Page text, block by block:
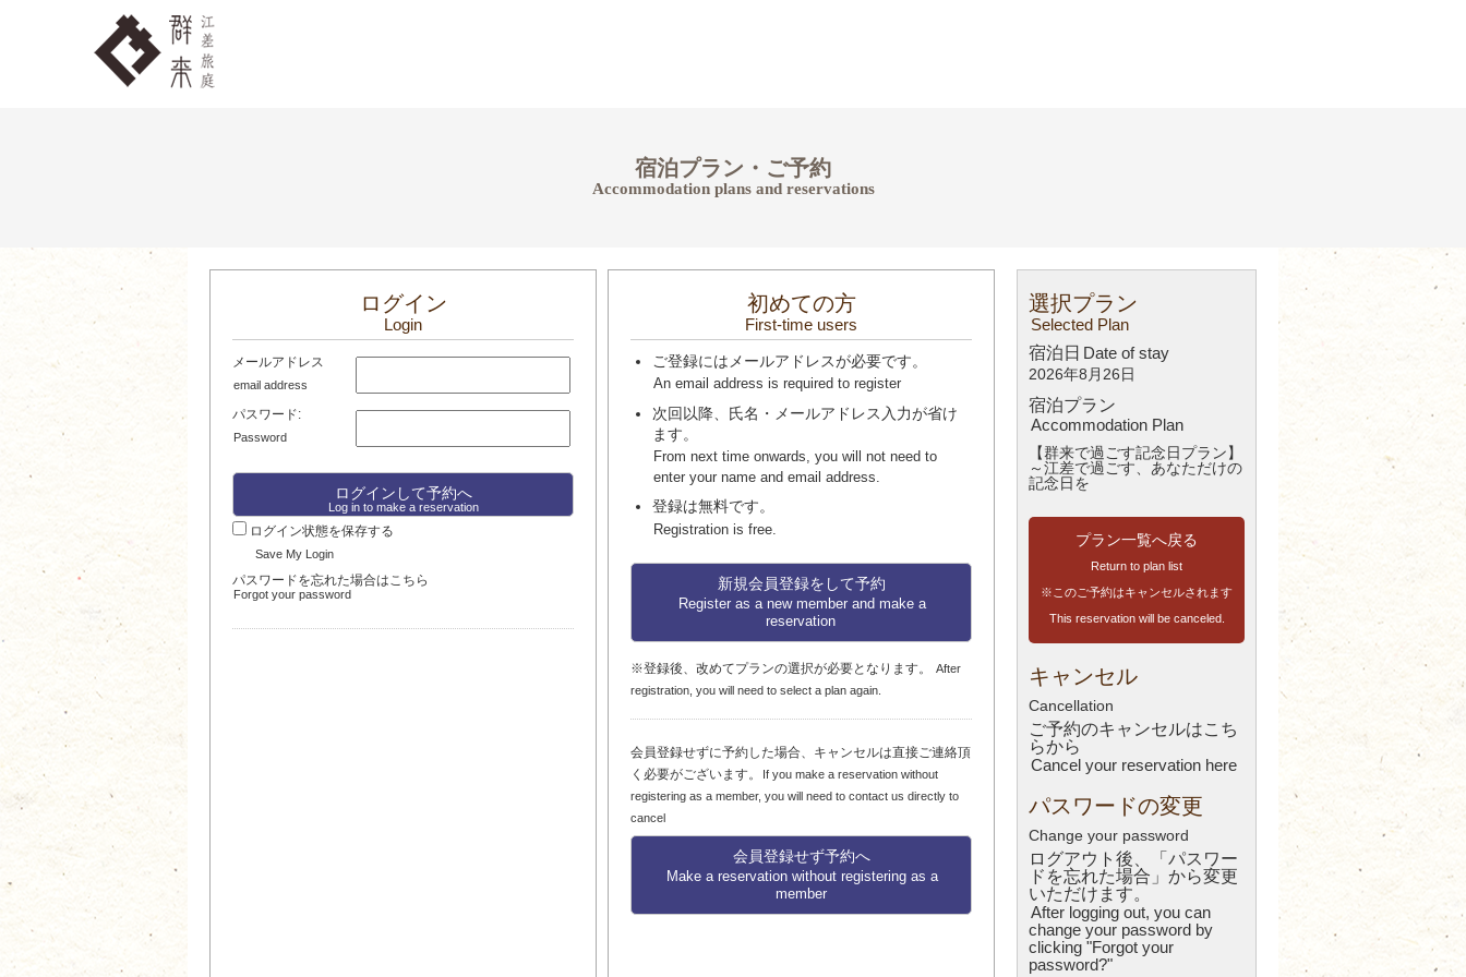
宿泊プラン・ご予約
Accommodation plans and reservations
ログイン
Login
メールアドレス
email address
パスワード:
Password
Log in to make a reservation
ログイン状態を保存する
Save My Login
パスワードを忘れた場合はこちら
Forgot your password
初めての方
First-time users
ご登録にはメールアドレスが必要です。
An email address is required to register
次回以降、氏名・メールアドレス入力が省け
ます。
From next time onwards, you will not need to
enter your name and email address.
登録は無料です。
Registration is free.
新規会員登録をして予約
Register as a new member and make a
reservation
※登録後、改めてプランの選択が必要となります。
After
registration, you will need to select a plan again.
会員登録せずに予約した場合、キャンセルは直接ご連絡頂
く必要がございます。
If you make a reservation without
registering as a member, you will need to contact us directly to
cancel
会員登録せず予約へ
Make a reservation without registering as a
member
選択プラン
Selected Plan
宿泊日 Date of stay
2026年8月26日
宿泊プラン
Accommodation Plan
【群来で過ごす記念日プラン】
～江差で過ごす、あなただけの
記念日を
プラン一覧へ戻る
Return to plan list
※このご予約はキャンセルされます
This reservation will be canceled.
キャンセル
Cancellation
ご予約のキャンセルはこち
らから
Cancel your reservation here
パスワードの変更
Change your password
ログアウト後、「パスワー
ドを忘れた場合」から変更
いただけます。
After logging out, you can
change your password by
clicking "Forgot your
password?"